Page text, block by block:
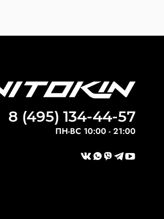
8 (495) 134-44-57
ПН-ВС 10:00 - 21:00